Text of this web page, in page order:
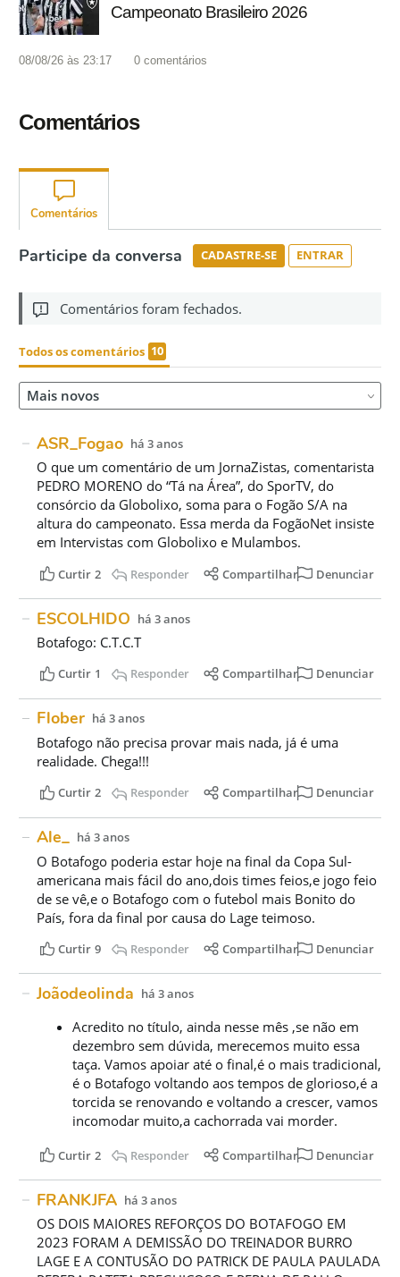
Campeonato Brasileiro 2026
08/08/26 às 23:17 0 comentários
Comentários